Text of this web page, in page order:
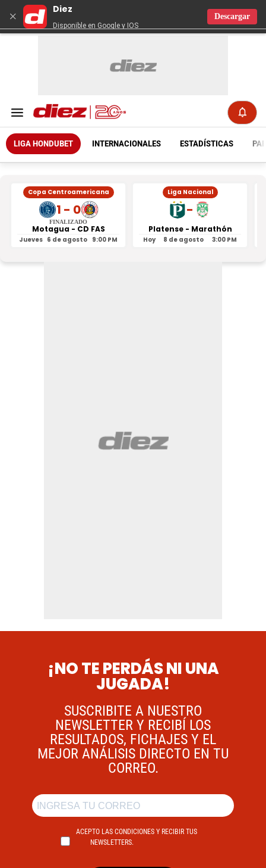
×
Diez
Disponible en Google y IOS
Descargar
LIGA HONDUBET INTERNACIONALES ESTADÍSTICAS
Copa Centroamericana
1 - 0
FINALIZADO
Motagua - CD FAS
Jueves 6 de agosto 9:00 PM
Liga Nacional
-
Platense - Marathón
Hoy 8 de agosto 3:00 PM
¡NO TE PERDÁS NI UNA
JUGADA!
SUSCRIBITE A NUESTRO
NEWSLETTER Y RECIBÍ LOS
RESULTADOS, FICHAJES Y EL
MEJOR ANÁLISIS DIRECTO EN TU
CORREO.
ACEPTO LAS CONDICIONES Y RECIBIR TUS
NEWSLETTERS.